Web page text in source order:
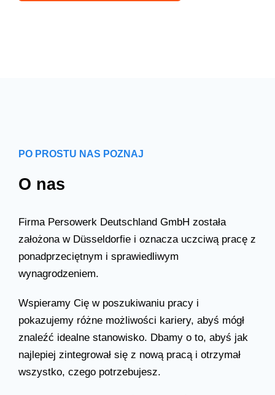
PO PROSTU NAS POZNAJ
O nas
Firma Persowerk Deutschland GmbH została
założona w Düsseldorfie i oznacza uczciwą pracę z
ponadprzeciętnym i sprawiedliwym
wynagrodzeniem.
Wspieramy Cię w poszukiwaniu pracy i
pokazujemy różne możliwości kariery, abyś mógł
znaleźć idealne stanowisko. Dbamy o to, abyś jak
najlepiej zintegrował się z nową pracą i otrzymał
wszystko, czego potrzebujesz.